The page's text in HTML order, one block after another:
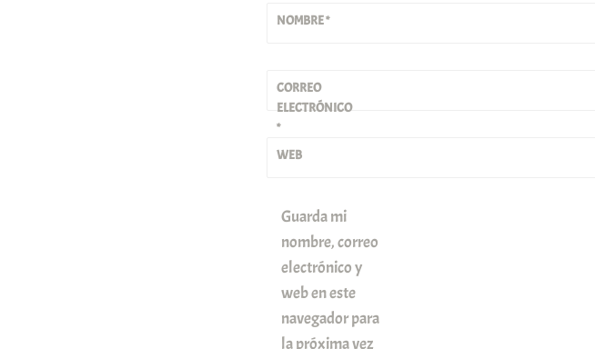
NOMBRE*
CORREO
ELECTRÓNICO
*
WEB
Guarda mi
nombre, correo
electrónico y
web en este
navegador para
la próxima vez